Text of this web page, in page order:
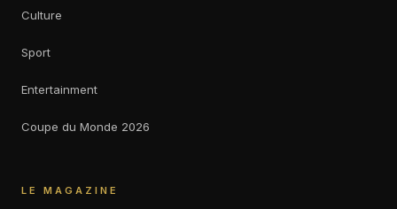
Culture
Sport
Entertainment
Coupe du Monde 2026
LE MAGAZINE